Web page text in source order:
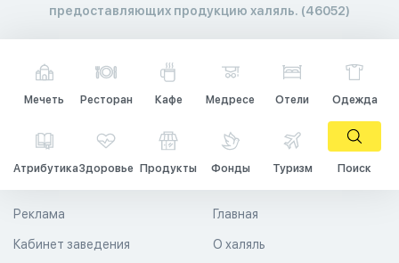
предоставляющих продукцию халяль. (46052)
Мечеть Ресторан Кафе Медресе Отели Одежда
АтрибутикаЗдоровье Продукты Фонды Туризм Поиск
Главная
О халяль
Реклама
Кабинет заведения